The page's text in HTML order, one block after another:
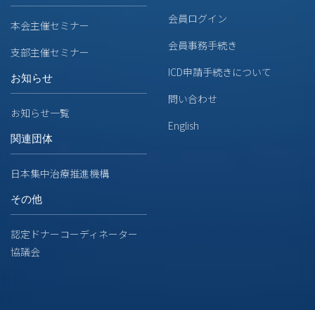
本会主催セミナー
支部主催セミナー
お知らせ
お知らせ一覧
関連団体
日本集中治療推進機構
その他
認定ドナーコーディネーター
協議会
会員ログイン
会員事務手続き
ICD申請手続きについて
問い合わせ
English